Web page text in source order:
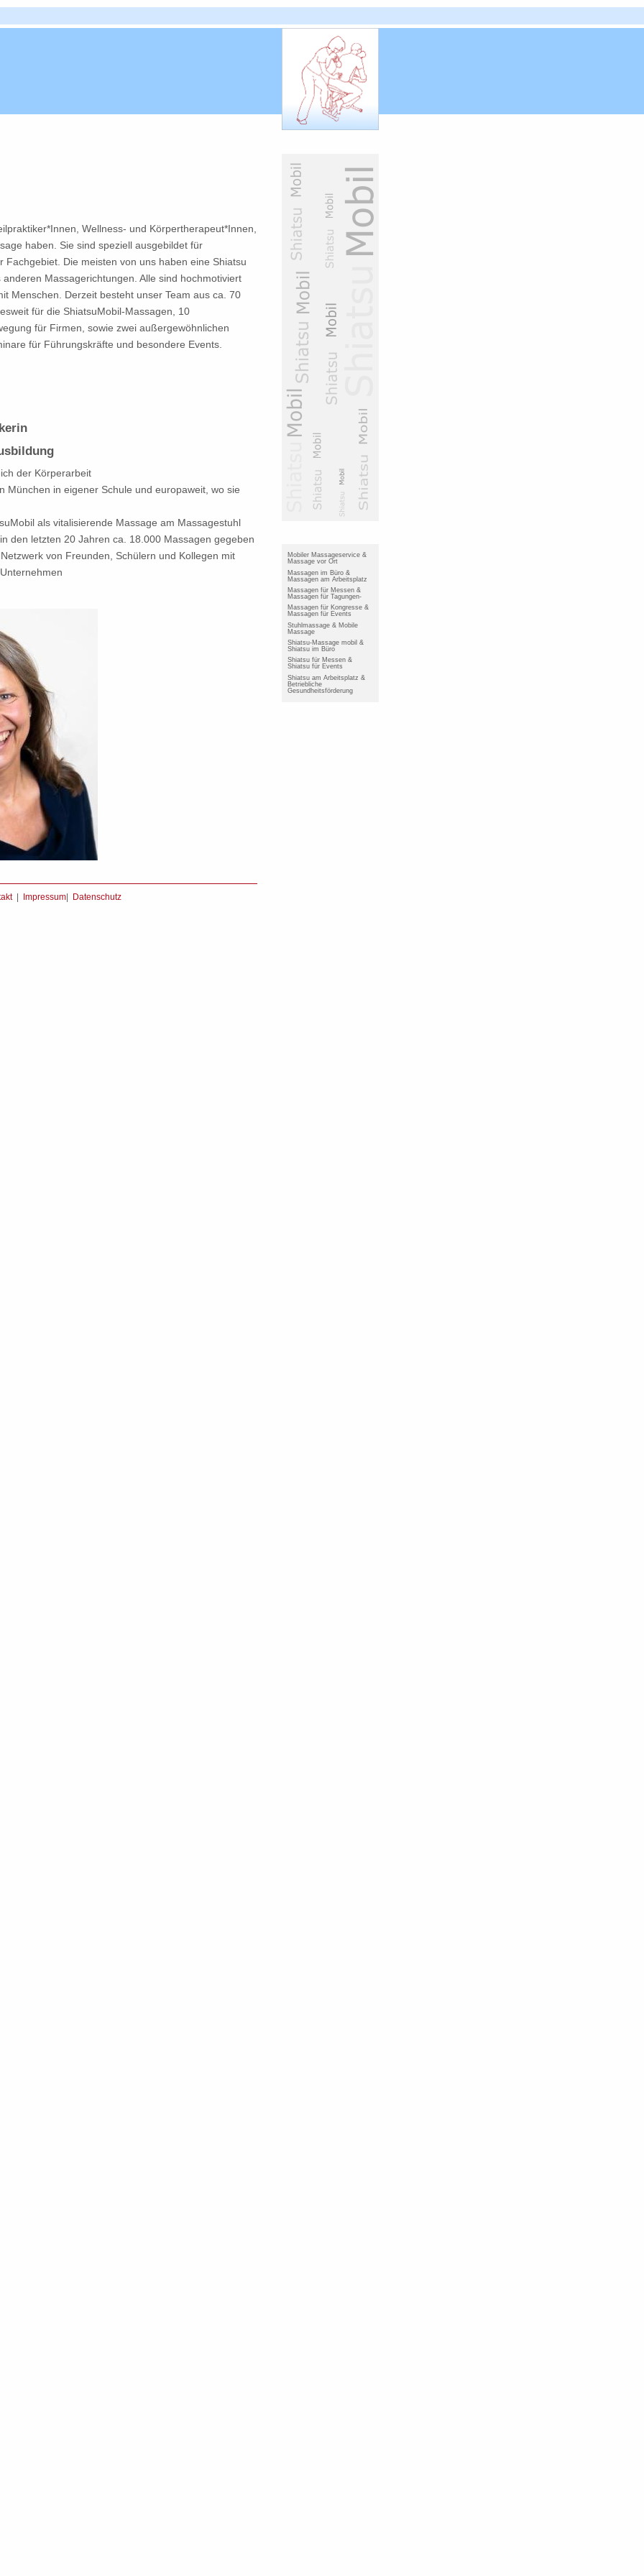
Wellness- und Körpertherapeut*Innen,
haben. Sie sind speziell ausgebildet für
Fachgebiet. Die meisten von uns haben eine Shiatsu
Massagerichtungen. Alle sind hochmotiviert
Menschen. Derzeit besteht unser Team aus ca. 70
für die ShiatsuMobil-Massagen, 10
für Firmen, sowie zwei außergewöhnlichen
für Führungskräfte und besondere Events.
der Körperarbeit
München in eigener Schule und europaweit, wo sie
als vitalisierende Massage am Massagestuhl
den letzten 20 Jahren ca. 18.000 Massagen gegeben
von Freunden, Schülern und Kollegen mit
| Impressum| Datenschutz
Mobiler Massageservice &
Massage vor Ort
Massagen im Büro &
Massagen am Arbeitsplatz
Massagen für Messen &
Massagen für Tagungen-
Massagen für Kongresse &
Massagen für Events
Stuhlmassage & Mobile
Massage
Shiatsu-Massage mobil &
Shiatsu im Büro
Shiatsu für Messen &
Shiatsu für Events
Shiatsu am Arbeitsplatz &
Betriebliche
Gesundheitsförderung